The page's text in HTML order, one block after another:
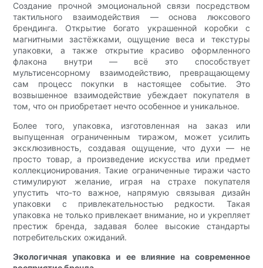
Создание прочной эмоциональной связи посредством
тактильного взаимодействия — основа люксового
брендинга. Открытие богато украшенной коробки с
магнитными застёжками, ощущение веса и текстуры
упаковки, а также открытие красиво оформленного
флакона внутри — всё это способствует
мультисенсорному взаимодействию, превращающему
сам процесс покупки в настоящее событие. Это
возвышенное взаимодействие убеждает покупателя в
том, что он приобретает нечто особенное и уникальное.
Более того, упаковка, изготовленная на заказ или
выпущенная ограниченным тиражом, может усилить
эксклюзивность, создавая ощущение, что духи — не
просто товар, а произведение искусства или предмет
коллекционирования. Такие ограниченные тиражи часто
стимулируют желание, играя на страхе покупателя
упустить что-то важное, напрямую связывая дизайн
упаковки с привлекательностью редкости. Такая
упаковка не только привлекает внимание, но и укрепляет
престиж бренда, задавая более высокие стандарты
потребительских ожиданий.
Экологичная упаковка и ее влияние на современное